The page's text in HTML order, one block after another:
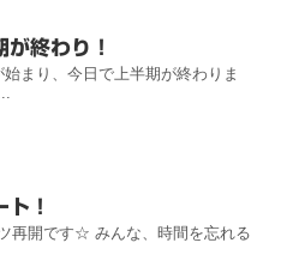
終わり！
まり、今日で上半期が終わりま
！
再開です☆ みんな、時間を忘れる